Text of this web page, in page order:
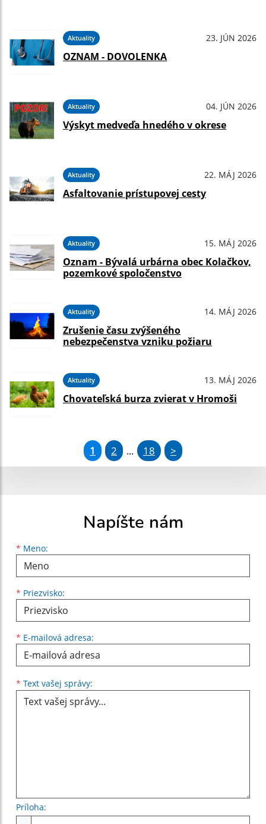
Aktuality 23. JÚN 2026
OZNAM - DOVOLENKA
Aktuality 04. JÚN 2026
Výskyt medveďa hnedého v okrese
Aktuality 22. MÁJ 2026
Asfaltovanie prístupovej cesty
Aktuality 15. MÁJ 2026
Oznam - Bývalá urbárna obec Kolačkov,
pozemkové spoločenstvo
Aktuality 14. MÁJ 2026
Zrušenie času zvýšeného
nebezpečenstva vzniku požiaru
Aktuality 13. MÁJ 2026
Chovateľská burza zvierat v Hromoši
1 2 ... 18 >
Napíšte nám
* Meno:
Meno
* Priezvisko:
Priezvisko
* E-mailová adresa:
E-mailová adresa
* Text vašej správy:
Príloha: